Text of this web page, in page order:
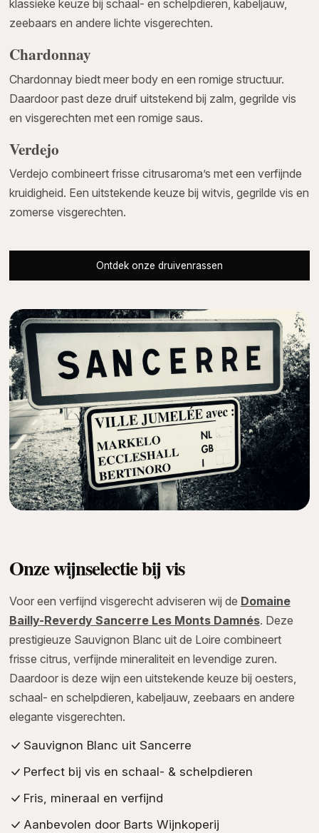
klassieke keuze bij schaal- en schelpdieren, kabeljauw,
zeebaars en andere lichte visgerechten.
Chardonnay
Chardonnay biedt meer body en een romige structuur.
Daardoor past deze druif uitstekend bij zalm, gegrilde vis
en visgerechten met een romige saus.
Verdejo
Verdejo combineert frisse citrusaroma’s met een verfijnde
kruidigheid. Een uitstekende keuze bij witvis, gegrilde vis en
zomerse visgerechten.
Ontdek onze druivenrassen
Onze wijnselectie bij vis
Voor een verfijnd visgerecht adviseren wij de Domaine
Bailly-Reverdy Sancerre Les Monts Damnés. Deze
prestigieuze Sauvignon Blanc uit de Loire combineert
frisse citrus, verfijnde mineraliteit en levendige zuren.
Daardoor is deze wijn een uitstekende keuze bij oesters,
schaal- en schelpdieren, kabeljauw, zeebaars en andere
elegante visgerechten.
Sauvignon Blanc uit Sancerre
Perfect bij vis en schaal- & schelpdieren
Fris, mineraal en verfijnd
Aanbevolen door Barts Wijnkoperij